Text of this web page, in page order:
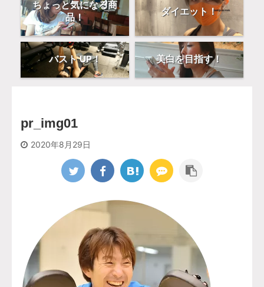
ちょっと気になる商
品！
ダイエット！
バスト UP！ 美白を目指す！
pr_img01
2020年8月29日